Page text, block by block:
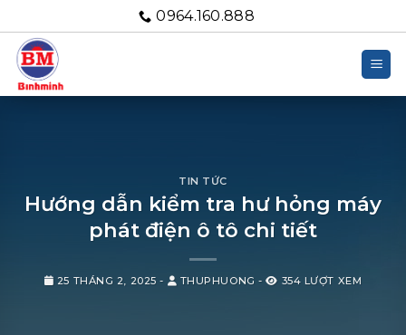
qua
nội
dung
0964.160.888
TIN TỨC
Hướng dẫn kiểm tra hư hỏng máy
phát điện ô tô chi tiết
25 THÁNG 2, 2025 - THUPHUONG - 354 LƯỢT XEM